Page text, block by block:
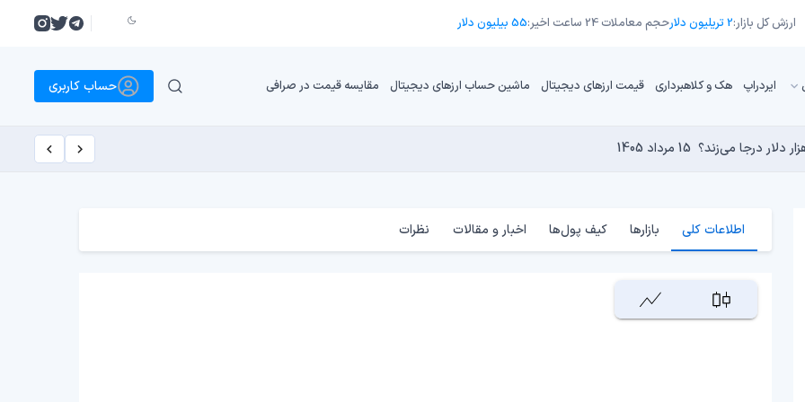
ارزش کل بازار:2 تریلیون دلار حجم معاملات 24 ساعت اخیر: 55 بیلیون دلار
ایردراپ هک و کلاهبرداری قیمت ارزهای دیجیتال ماشین حساب ارزهای دیجیتال مقایسه قیمت در صرافی حساب کاربری
15 مرداد 1405
به پایان رسیده است؟ 14 مرداد 1405 14 مرداد 1405 13 مرداد 1405 کریپتو تبدیل شدند؟ 13 مرداد 1405
اطلاعات کلی بازارها کیف پول‌ها اخبار و مقالات نظرات